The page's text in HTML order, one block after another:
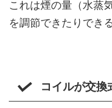
これは煙の量（水蒸
を調節できたりでき
コイルが交換